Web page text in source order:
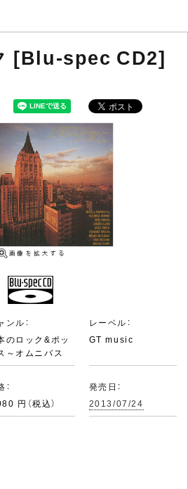
[Blu-spec CD2]
ンル：
のロック&ポッ
～オムニバス
レーベル：
GT music
円（税込）
発売日：
2013/07/24